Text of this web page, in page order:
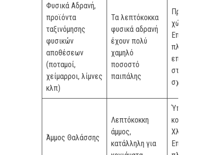
Φυσικά Αδρανή,
προϊόντα
ταξινόμησης
φυσικών
αποθέσεων
(ποταμοί,
χείμαρροι, λίμνες
κλπ)
Τα λεπτόκοκκα
φυσικά αδρανή
έχουν πολύ
χαμηλό
ποσοστό
παιπάλης
Προσμίξεις
χώματος.
Επιβάλλεται
πλύσιμο. Λεία
επιφάνεια και
στρογγυλεμένο
σχήμα κόκκων.
Άμμος Θαλάσσης
Λεπτόκοκκη
άμμος,
κατάλληλη για
Ύπαρξη
κοχυλιών και
Χλωριόντων.
Επιβάλλεται